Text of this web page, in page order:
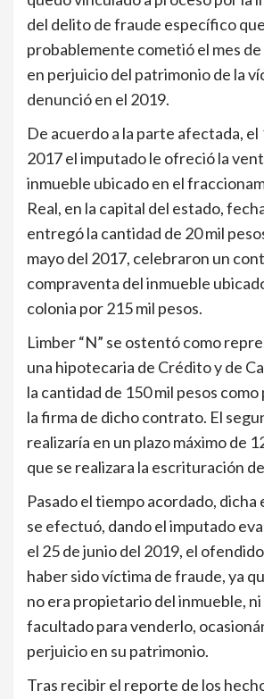
del delito de fraude específico que
probablemente cometió el mes
en perjuicio del patrimonio de la
denunció en el 2019.
De acuerdo a la parte afectada, el
2017 el imputado le ofreció la
inmueble ubicado en el
Real, en la capital del estado,
entregó la cantidad de 20 mil
mayo del 2017, celebraron un
compraventa del inmueble
colonia por 215 mil pesos.
Limber “N” se ostentó como
una hipotecaria de Crédito y de
la cantidad de 150 mil pesos
la firma de dicho contrato. El
realizaría en un plazo máximo de
que se realizara la escrituración
Pasado el tiempo acordado,
se efectuó, dando el imputado
el 25 de junio del 2019, el
haber sido víctima de fraude, ya
no era propietario del inmueble,
facultado para venderlo,
perjuicio en su patrimonio.
Tras recibir el reporte de los